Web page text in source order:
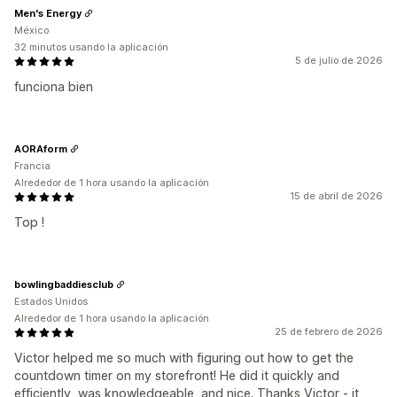
5 de julio de 2026
funciona bien
Men's Energy
México
32 minutos usando la aplicación
15 de abril de 2026
Top !
AORAform
Francia
Alrededor de 1 hora usando la aplicación
25 de febrero de 2026
Victor helped me so much with figuring out how to get the
countdown timer on my storefront! He did it quickly and
efficiently, was knowledgeable, and nice. Thanks Victor - it
bowlingbaddiesclub
Estados Unidos
Alrededor de 1 hora usando la aplicación